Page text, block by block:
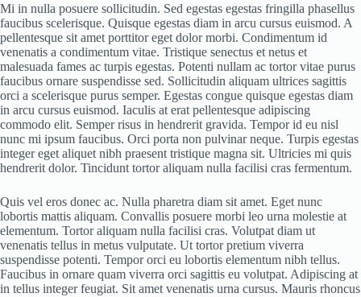
Mi in nulla posuere sollicitudin. Sed egestas egestas fringilla phasellus
faucibus scelerisque. Quisque egestas diam in arcu cursus euismod. A
pellentesque sit amet porttitor eget dolor morbi. Condimentum id
venenatis a condimentum vitae. Tristique senectus et netus et
malesuada fames ac turpis egestas. Potenti nullam ac tortor vitae purus
faucibus ornare suspendisse sed. Sollicitudin aliquam ultrices sagittis
orci a scelerisque purus semper. Egestas congue quisque egestas diam
in arcu cursus euismod. Iaculis at erat pellentesque adipiscing
commodo elit. Semper risus in hendrerit gravida. Tempor id eu nisl
nunc mi ipsum faucibus. Orci porta non pulvinar neque. Turpis egestas
integer eget aliquet nibh praesent tristique magna sit. Ultricies mi quis
hendrerit dolor. Tincidunt tortor aliquam nulla facilisi cras fermentum.
Quis vel eros donec ac. Nulla pharetra diam sit amet. Eget nunc
lobortis mattis aliquam. Convallis posuere morbi leo urna molestie at
elementum. Tortor aliquam nulla facilisi cras. Volutpat diam ut
venenatis tellus in metus vulputate. Ut tortor pretium viverra
suspendisse potenti. Tempor orci eu lobortis elementum nibh tellus.
Faucibus in ornare quam viverra orci sagittis eu volutpat. Adipiscing at
in tellus integer feugiat. Sit amet venenatis urna cursus. Mauris rhoncus